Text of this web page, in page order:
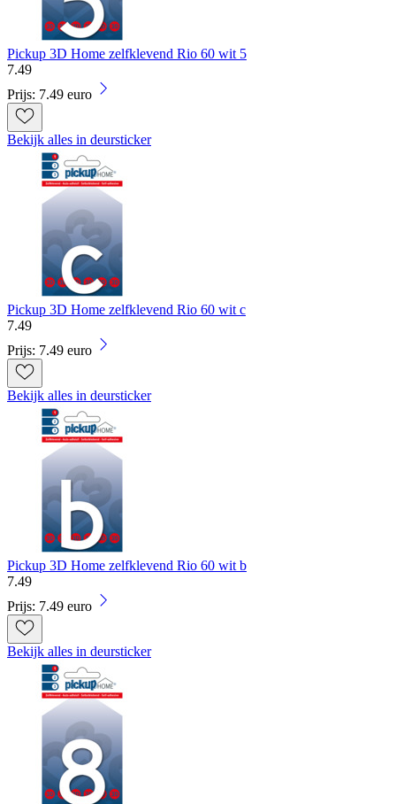
Pickup 3D Home zelfklevend Rio 60 wit 5
7.49
Prijs: 7.49 euro
Bekijk alles in deursticker
Pickup 3D Home zelfklevend Rio 60 wit c
7.49
Prijs: 7.49 euro
Bekijk alles in deursticker
Pickup 3D Home zelfklevend Rio 60 wit b
7.49
Prijs: 7.49 euro
Bekijk alles in deursticker